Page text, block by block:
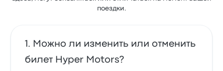
поездки.
Можно ли изменить или отменить
билет Hyper Motors?